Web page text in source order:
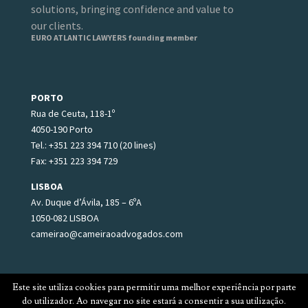
solutions, bringing confidence and value to
our clients.
EURO ATLANTIC LAWYERS founding member
PORTO
Rua de Ceuta, 118-1º
4050-190 Porto
Tel.: +351 223 394 710 (20 lines)
Fax: +351 223 394 729
LISBOA
Av. Duque d’Ávila, 185 – 6ºA
1050-082 LISBOA
cameirao@cameiraoadvogados.com
© 2025 DE OLIVEIRA & CAMEIRÃO, ADVOGADOS ASSOCIADOS.
Este site utiliza cookies para permitir uma melhor experiência por parte
do utilizador. Ao navegar no site estará a consentir a sua utilização.